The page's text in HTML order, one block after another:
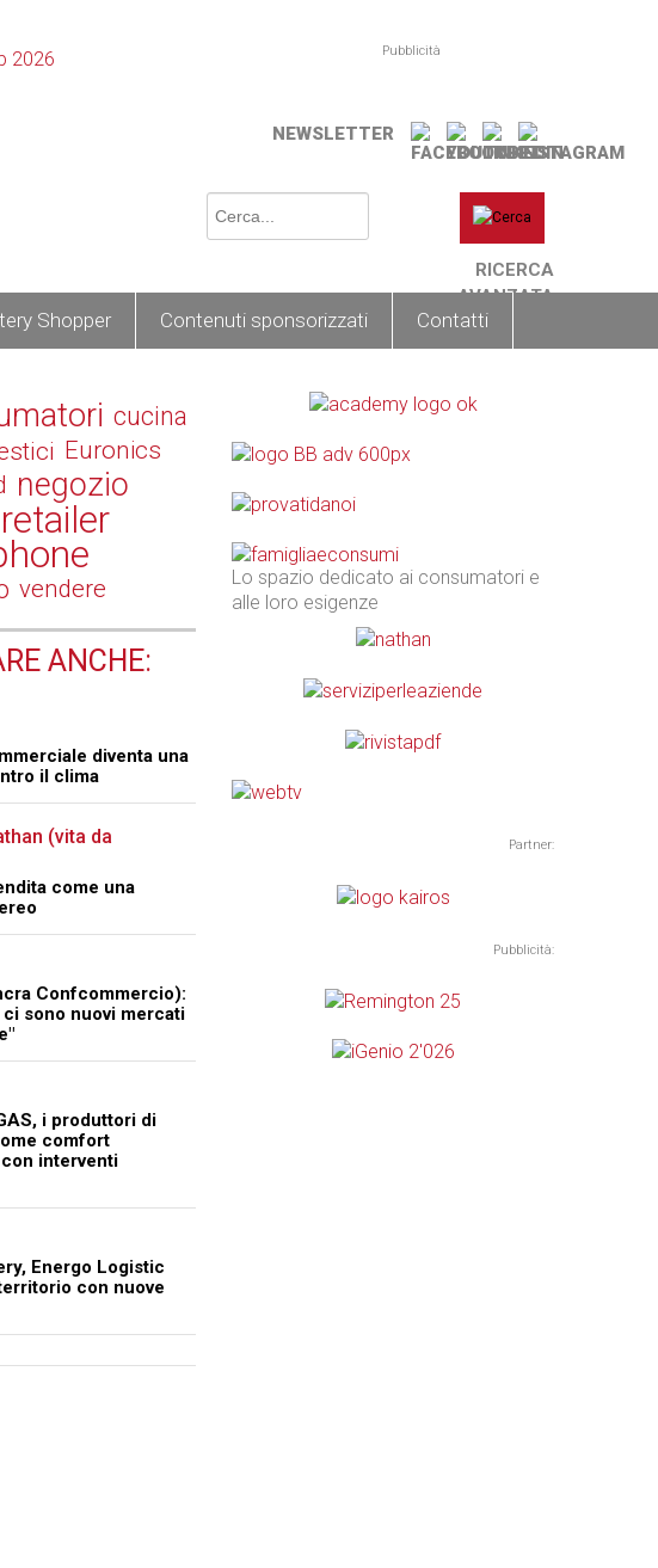
Pubblicità
NEWSLETTER
RICERCA
AVANZATA
Shopper Contenuti sponsorizzati Contatti
cucina
Euronics
negozio
retailer
vendere
ANCHE:
diventa una
il clima
(vita da
come una
Confcommercio):
sono nuovi mercati
i produttori di
comfort
interventi
Energo Logistic
con nuove
Lo spazio dedicato ai consumatori e
alle loro esigenze
Partner:
Pubblicità: